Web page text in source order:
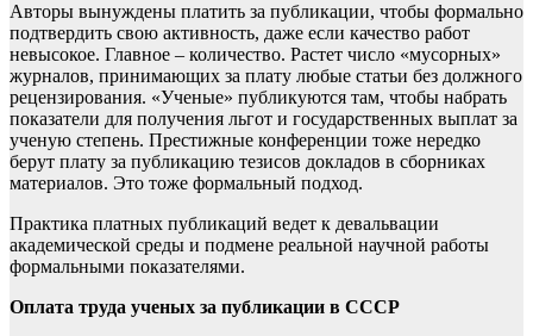
Авторы вынуждены платить за публикации, чтобы формально
подтвердить свою активность, даже если качество работ
невысокое. Главное – количество. Растет число «мусорных»
журналов, принимающих за плату любые статьи без должного
рецензирования. «Ученые» публикуются там, чтобы набрать
показатели для получения льгот и государственных выплат за
ученую степень. Престижные конференции тоже нередко
берут плату за публикацию тезисов докладов в сборниках
материалов. Это тоже формальный подход.
Практика платных публикаций ведет к девальвации
академической среды и подмене реальной научной работы
формальными показателями.
Оплата труда ученых за публикации в СССР